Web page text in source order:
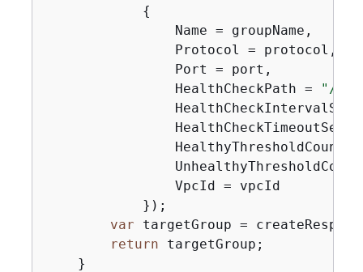
{
                Name = groupName,
                Protocol = protocol,
                Port = port,
                HealthCheckPath =
"/
HealthyThresholdCount
                VpcId = vpcId
            });
var targetGroup =
return targetGroup;
    }